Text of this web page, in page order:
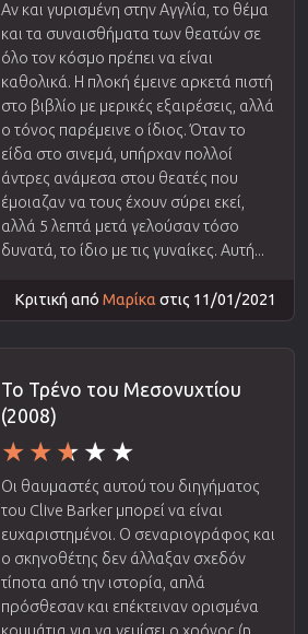
Αν και γυρισμένη στην Αγγλία, το θέμα
και τα συναισθήματα των θεατών σε
όλο τον κόσμο πρέπει να είναι
καθολικά. Η πλοκή έμεινε αρκετά πιστή
στο βιβλίο με μερικές εξαιρέσεις, αλλά
ο τόνος παρέμεινε ο ίδιος. Όταν το
είδα στο σινεμά, υπήρχαν πολλοί
άντρες ανάμεσα στου θεατές που
έμοιαζαν να τους έχουν σύρει εκεί,
αλλά 5 λεπτά μετά γελούσαν τόσο
δυνατά, το ίδιο με τις γυναίκες. Αυτή...
Κριτική από Μαρίκαστις 11/01/2021
Το Τρένο του Μεσονυχτίου
(2008)
Οι θαυμαστές αυτού του διηγήματος
του Clive Barker μπορεί να είναι
ευχαριστημένοι. Ο σεναριογράφος και
ο σκηνοθέτης δεν άλλαξαν σχεδόν
τίποτα από την ιστορία, απλά
πρόσθεσαν και επέκτειναν ορισμένα